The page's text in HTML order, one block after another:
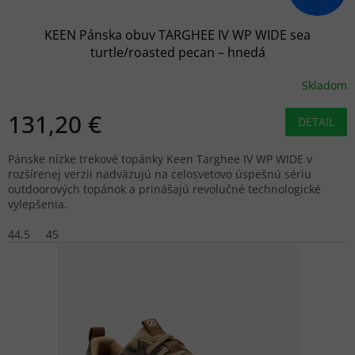
KEEN Pánska obuv TARGHEE IV WP WIDE sea
turtle/roasted pecan – hnedá
Skladom
131,20 € DETAIL
Pánske nízke trekové topánky Keen Targhee IV WP WIDE v
rozšírenej verzii nadväzujú na celosvetovo úspešnú sériu
outdoorových topánok a prinášajú revolučné technologické
vylepšenia.
44,5
45